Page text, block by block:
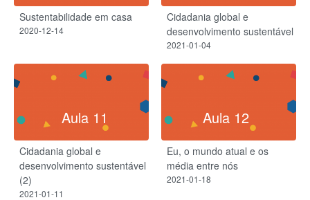
Sustentabilidade em casa
2020-12-14
Cidadania global e
desenvolvimento sustentável
2021-01-04
Aula 11
Cidadania global e
desenvolvimento sustentável
(2)
2021-01-11
Aula 12
Eu, o mundo atual e os
média entre nós
2021-01-18